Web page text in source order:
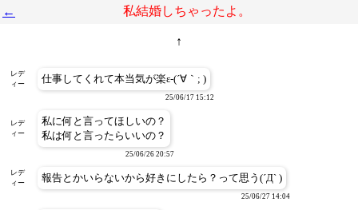
← 私結婚しちゃったよ。
↑
レデ
ィー
仕事してくれて本当気が楽ε-(´∀｀; )
25/06/17 15:12
レデ
ィー
私に何と言ってほしいの？
私は何と言ったらいいの？
25/06/26 20:57
レデ
ィー
報告とかいらないから好きにしたら？って思う(´Д` )
25/06/27 14:04